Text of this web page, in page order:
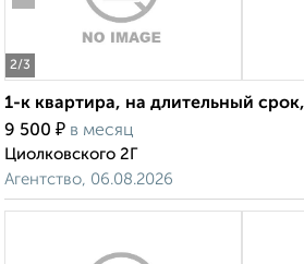
2/3
1-к квартира, на длительный
9 500 ₽ в месяц
Циолковского 2Г
Агентство, 06.08.2026